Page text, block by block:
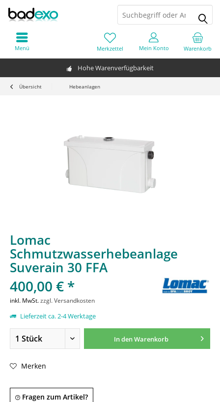
Hohe Warenverfügbarkeit
Warenkorb
Merkzettel Mein Konto
Menü
Übersicht Hebeanlagen
Lomac
Schmutzwasserhebeanlage
Suverain 30 FFA
400,00 € *
inkl. MwSt.zzgl. Versandkosten
Lieferzeit ca. 2-4 Werktage
In denWarenkorb
Merken
Fragen zum Artikel?